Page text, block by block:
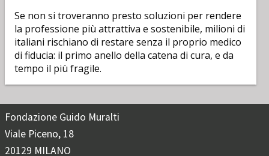
Se non si troveranno presto soluzioni per rendere
la professione più attrattiva e sostenibile, milioni di
italiani rischiano di restare senza il proprio medico
di fiducia: il primo anello della catena di cura, e da
tempo il più fragile.
Fondazione Guido Muralti
Viale Piceno, 18
20129 MILANO